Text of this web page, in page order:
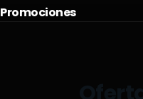
Promociones